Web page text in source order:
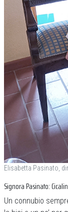
Elisabetta Pasinato,
Signora Pasinato:
Un connubio